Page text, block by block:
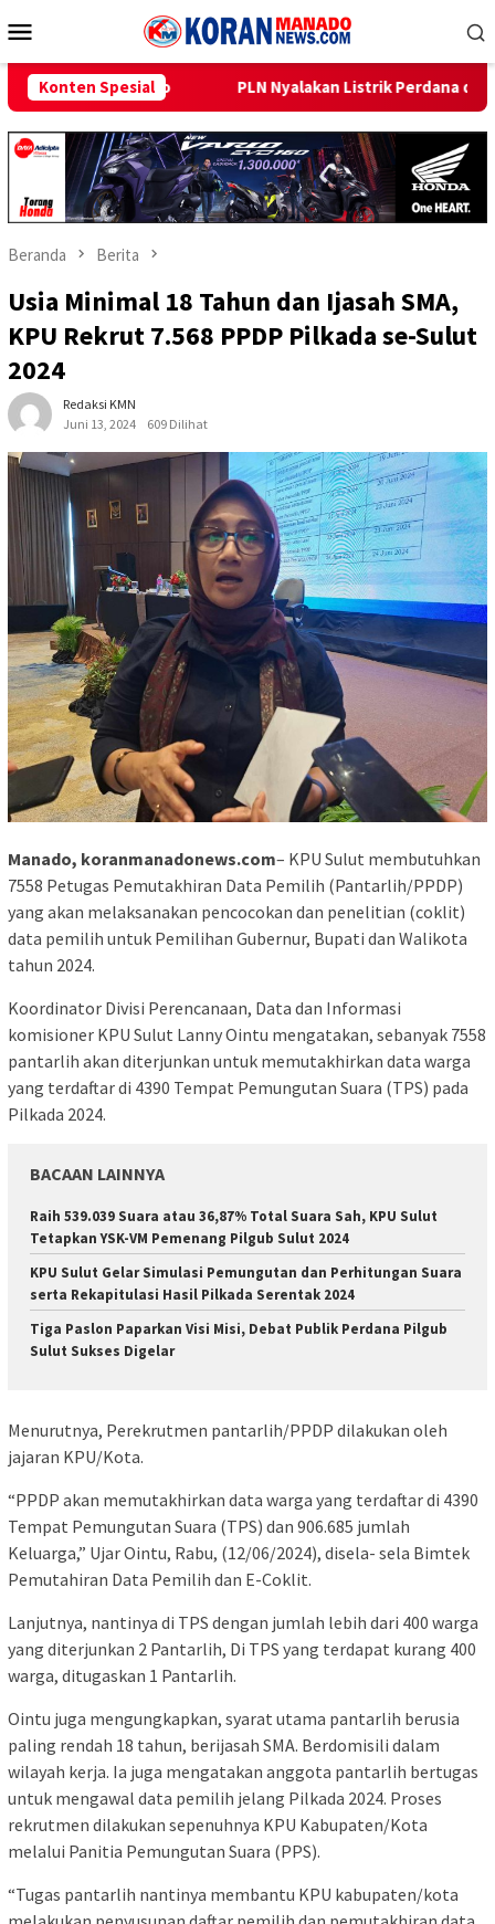
ke
Mobile
Konten Spesial
PLN Nyalakan Listrik Perdana di Pulau Dudepo, Rasio Desa
Beranda Berita
Usia Minimal 18 Tahun dan Ijasah SMA,
KPU Rekrut 7.568 PPDP Pilkada se-Sulut
2024
Redaksi KMN
Juni 13, 2024
609 Dilihat
Manado, koranmanadonews.com– KPU Sulut membutuhkan
7558 Petugas Pemutakhiran Data Pemilih (Pantarlih/PPDP)
yang akan melaksanakan pencocokan dan penelitian (coklit)
data pemilih untuk Pemilihan Gubernur, Bupati dan Walikota
tahun 2024.
Koordinator Divisi Perencanaan, Data dan Informasi
komisioner KPU Sulut Lanny Ointu mengatakan, sebanyak 7558
pantarlih akan diterjunkan untuk memutakhirkan data warga
yang terdaftar di 4390 Tempat Pemungutan Suara (TPS) pada
Pilkada 2024.
BACAAN LAINNYA
Raih 539.039 Suara atau 36,87% Total Suara Sah, KPU Sulut
Tetapkan YSK-VM Pemenang Pilgub Sulut 2024
KPU Sulut Gelar Simulasi Pemungutan dan Perhitungan Suara
serta Rekapitulasi Hasil Pilkada Serentak 2024
Tiga Paslon Paparkan Visi Misi, Debat Publik Perdana Pilgub
Sulut Sukses Digelar
Menurutnya, Perekrutmen pantarlih/PPDP dilakukan oleh
jajaran KPU/Kota.
“PPDP akan memutakhirkan data warga yang terdaftar di 4390
Tempat Pemungutan Suara (TPS) dan 906.685 jumlah
Keluarga,” Ujar Ointu, Rabu, (12/06/2024), disela- sela Bimtek
Pemutahiran Data Pemilih dan E-Coklit.
Lanjutnya, nantinya di TPS dengan jumlah lebih dari 400 warga
yang diterjunkan 2 Pantarlih, Di TPS yang terdapat kurang 400
warga, ditugaskan 1 Pantarlih.
Ointu juga mengungkapkan, syarat utama pantarlih berusia
paling rendah 18 tahun, berijasah SMA. Berdomisili dalam
wilayah kerja. Ia juga mengatakan anggota pantarlih bertugas
untuk mengawal data pemilih jelang Pilkada 2024. Proses
rekrutmen dilakukan sepenuhnya KPU Kabupaten/Kota
melalui Panitia Pemungutan Suara (PPS).
“Tugas pantarlih nantinya membantu KPU kabupaten/kota